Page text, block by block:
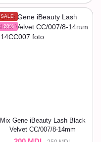
SALE
−20%
Mix Gene iBeauty Lash Black
Velvet CC/007/8-14mm